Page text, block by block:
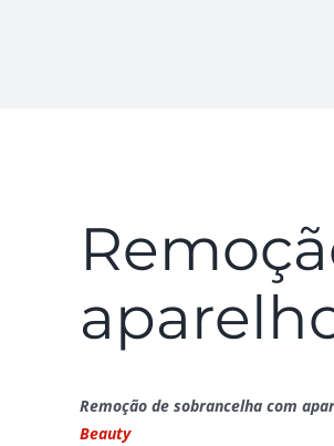
Remoção de sobrancelha com
Beauty